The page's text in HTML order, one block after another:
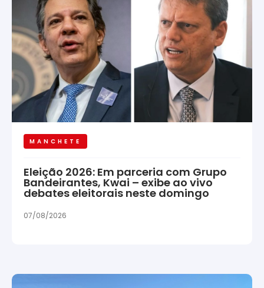
MANCHETE
Eleição 2026: Em parceria com Grupo
Bandeirantes, Kwai – exibe ao vivo
debates eleitorais neste domingo
07/08/2026